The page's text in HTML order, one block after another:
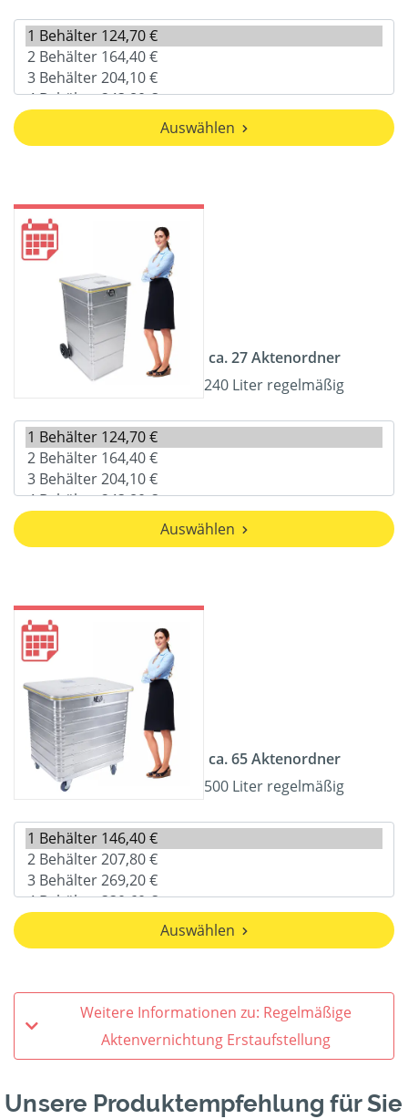
Auswählen
ca. 27 Aktenordner
240 Liter regelmäßig
Auswählen
ca. 65 Aktenordner
500 Liter regelmäßig
Auswählen
Weitere Informationen zu: Regelmäßige
Aktenvernichtung Erstaufstellung
Unsere Produktempfehlung für Sie